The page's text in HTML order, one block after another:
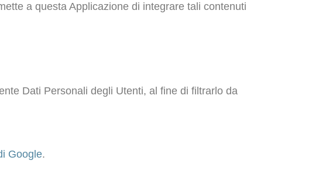
a questa Applicazione di integrare tali contenuti
Dati Personali degli Utenti, al fine di filtrarlo da
Google.